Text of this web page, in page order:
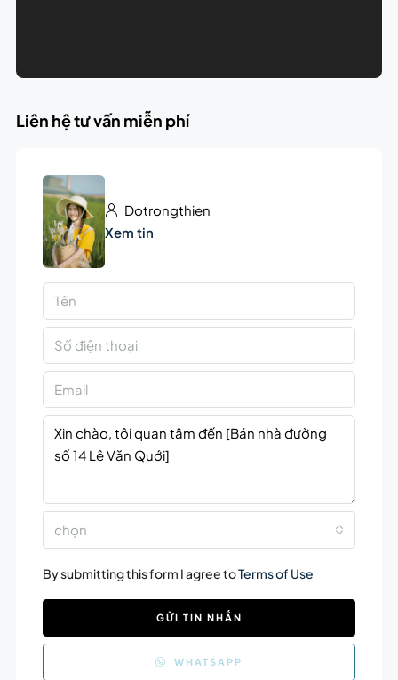
Liên hệ tư vấn miễn phí
Dotrongthien
Xem tin
chọn
By submitting this form I agree toTerms of Use
GỬI TIN NHẮN
WHATSAPP